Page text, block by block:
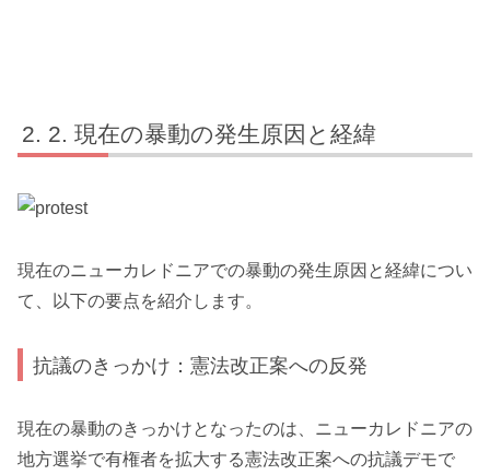
2. 現在の暴動の発生原因と経緯
現在のニューカレドニアでの暴動の発生原因と経緯につい
て、以下の要点を紹介します。
抗議のきっかけ：憲法改正案への反発
現在の暴動のきっかけとなったのは、ニューカレドニアの
地方選挙で有権者を拡大する憲法改正案への抗議デモで